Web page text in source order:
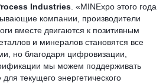
Industries . «MINExpo этого года
компании, производители
вместе двигаются к позитивным
и минералов становятся все
но благодаря цифровизации,
мы можем поддерживать
текущего энергетического